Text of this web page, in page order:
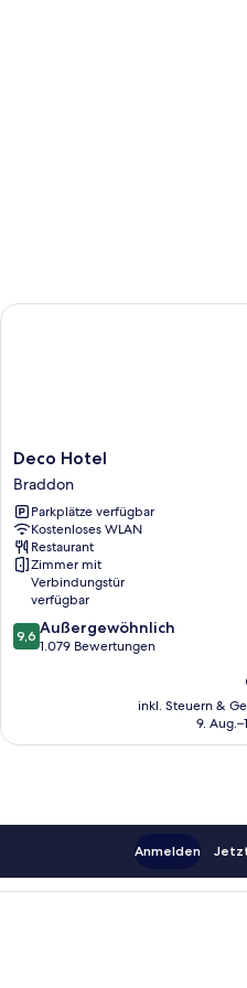
Deco
Hotel
Braddon
Deco Hotel
Braddon
Parkplätze verfügbar
Kostenloses WLAN
Restaurant
Zimmer mit
Verbindungstür
verfügbar
9.6
von
9,6 Außergewöhnlich
1.079 Bewertungen
inkl. Steuern &
9.
Deco Hotel
Anmelden